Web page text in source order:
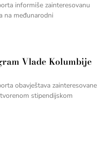
informiše zainteresovanu
na međunarodni
Vlade Kolumbije
obavještava zainteresovane
stipendijskom